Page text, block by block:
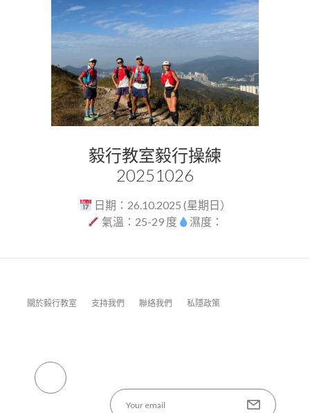
毅行教室毅行操練
20251026
日期：26.10.2025 (星期日）
氣溫：25-29 度
濕度：
關於毅行教室 支持我們 聯絡我們 私隱政策